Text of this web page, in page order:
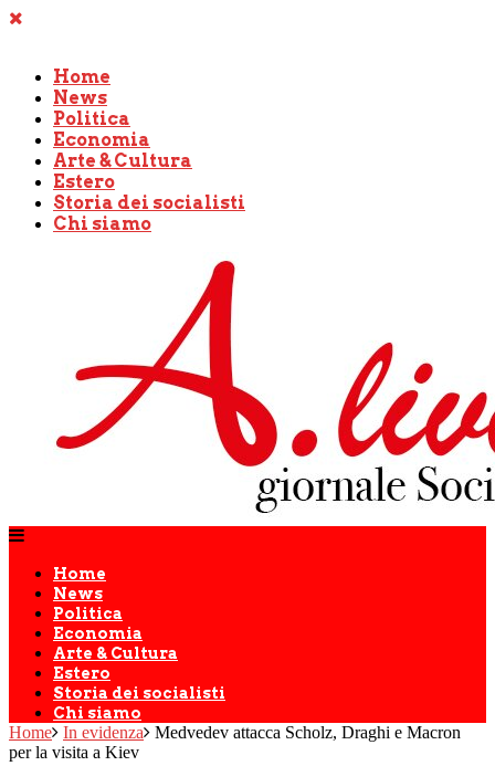
Home
News
Politica
Economia
Arte & Cultura
Estero
Storia dei socialisti
Chi siamo
Home
News
Politica
Economia
Arte & Cultura
Estero
Storia dei socialisti
Chi siamo
Home In evidenza
Medvedev attacca Scholz, Draghi e Macron
per la visita a Kiev